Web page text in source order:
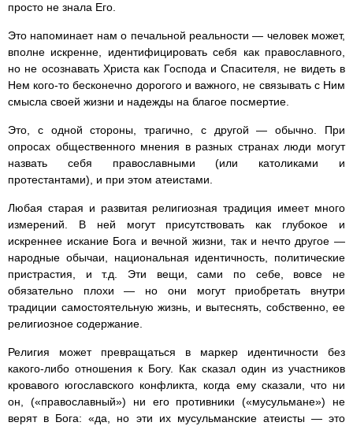
просто не знала Его.
Это напоминает нам о печальной реальности — человек может,
вполне искренне, идентифицировать себя как православного,
но не осознавать Христа как Господа и Спасителя, не видеть в
Нем кого-то бесконечно дорогого и важного, не связывать с Ним
смысла своей жизни и надежды на благое посмертие.
Это, с одной стороны, трагично, с другой — обычно. При
опросах общественного мнения в разных странах люди могут
назвать себя православными (или католиками и
протестантами), и при этом атеистами.
Любая старая и развитая религиозная традиция имеет много
измерений. В ней могут присутствовать как глубокое и
искреннее искание Бога и вечной жизни, так и нечто другое —
народные обычаи, национальная идентичность, политические
пристрастия, и т.д. Эти вещи, сами по себе, вовсе не
обязательно плохи — но они могут приобретать внутри
традиции самостоятельную жизнь, и вытеснять, собственно, ее
религиозное содержание.
Религия может превращаться в маркер идентичности без
какого-либо отношения к Богу. Как сказал один из участников
кровавого югославского конфликта, когда ему сказали, что ни
он, («православный») ни его противники («мусульмане») не
верят в Бога: «да, но эти их мусульманские атеисты — это